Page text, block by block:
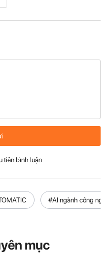
tiên bình luận
#AI ngành công
mục